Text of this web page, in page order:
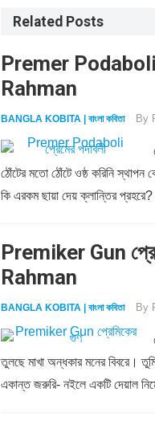
Related Posts
Premer Podaboli
Rahman
BANGLA KOBITA | বাংলা কবিতা By
ঠোঁটের মতো ঠোঁটে ওষ্ঠ করিনি
কি এরকম ছায়া দেয় ক্লান্তির
Premiker Gun
Rahman
BANGLA KOBITA | বাংলা কবিতা By
তুলছে মাখা অন্ধকার মনের বিবরে।
একান্ত জরুরি- নইলে একটি দেয়াল